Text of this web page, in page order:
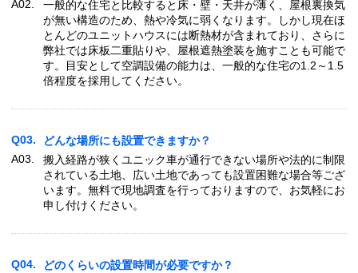
A02.
一般的な住宅と比較すると床・壁・天井が薄く、屋根裏換気
が無い構造のため、熱や冷気に弱くなります。しかし現在ほ
とんどのユニットハウスには断熱材が含まれており、さらに
弊社では床板二重貼りや、屋根遮熱塗装を施すことも可能で
す。目安として空調設備の能力は、一般的な住宅の1.2～1.5
倍程度を採用してください。
Q03.
どんな場所にも設置できますか？
A03.
搬入経路が狭くユニック車が通行できない場所や法的に制限
されている土地、広い土地であっても設置困難な場合等ござ
います。無料で現地調査を行っておりますので、お気軽にお
申し付けください。
Q04.
どのくらいの設置時間が必要ですか？